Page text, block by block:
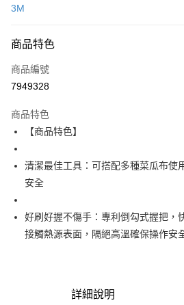
LINE Pay
Apple Pay
運送方式
全家取貨付款
每筆NT$60
每筆NT$60
7-11取貨付款
3M
商品特色
商品編號
7949328
商品特色
【商品特色】
清潔最佳工具：可搭配多種菜瓜布使
安全
好刷好握不傷手：專利倒勾式握把，
接觸熱源表面，隔絕高溫確保操作安
詳細說明